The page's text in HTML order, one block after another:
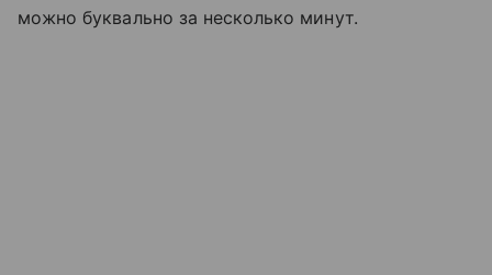
можно буквально за несколько минут.